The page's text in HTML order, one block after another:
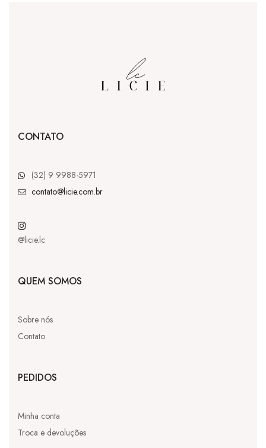
CONTATO
(32) 9 9988-5971
contato@licie.com.br
@licie.lc
QUEM SOMOS
Sobre nós
Contato
PEDIDOS
Minha conta
Troca e devoluções